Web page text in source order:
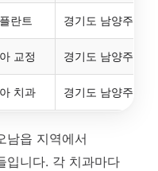
란트 경기도 남양주시
교정 경기도 남양주시
치과 경기도 남양주시
남읍 지역에서
입니다. 각 치과마다